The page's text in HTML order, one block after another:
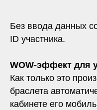
Без ввода данных
ID участника.
WOW-эффект для
Как только это
браслета
кабинете его